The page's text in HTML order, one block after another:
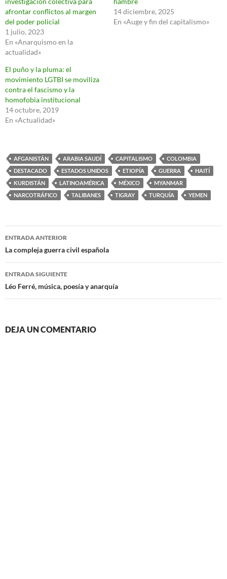
afrontar conflictos al margen
del poder policial
1 julio, 2023
En «Anarquismo en la
actualidad»
14 diciembre, 2025
En «Auge y fin del capitalismo»
El puño y la pluma: el
movimiento LGTBI se moviliza
contra el fascismo y la
homofobia institucional
14 octubre, 2019
En «Actualidad»
AFGANISTÁN ARABIA SAUDÍ CAPITALISMO
COLOMBIA
DESTACADO
ESTADOS UNIDOS ETIOPÍA GUERRA
HAITÍ
KURDISTÁN
LATINOAMÉRICA MÉXICO
MYANMAR
NARCOTRÁFICO
TALIBANES TIGRAY TURQUÍA YEMEN
Navegación
de
entradas
ENTRADA ANTERIOR
La compleja guerra civil española
ENTRADA SIGUIENTE
Léo Ferré, música, poesía y anarquía
DEJA UN COMENTARIO